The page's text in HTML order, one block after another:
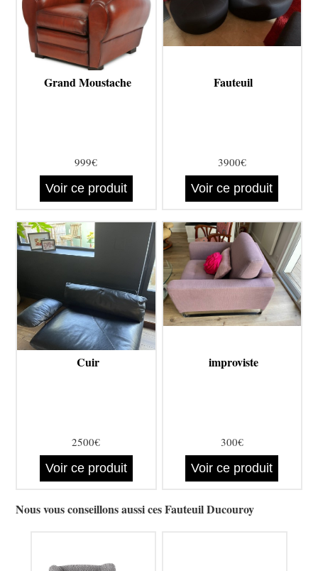
Grand Moustache
999€
Voir ce produit
Fauteuil
3900€
Voir ce produit
Cuir
2500€
Voir ce produit
improviste
300€
Voir ce produit
Nous vous conseillons aussi ces Fauteuil Ducouroy